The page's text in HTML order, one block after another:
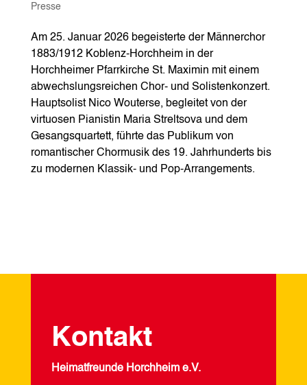
Presse
Am 25. Januar 2026 begeisterte der Männerchor
1883/1912 Koblenz-Horchheim in der
Horchheimer Pfarrkirche St. Maximin mit einem
abwechslungsreichen Chor‑ und Solistenkonzert.
Hauptsolist Nico Wouterse, begleitet von der
virtuosen Pianistin Maria Streltsova und dem
Gesangsquartett, führte das Publikum von
romantischer Chormusik des 19. Jahrhunderts bis
zu modernen Klassik‑ und Pop‑Arrangements.
Kontakt
Heimatfreunde Horchheim e.V.